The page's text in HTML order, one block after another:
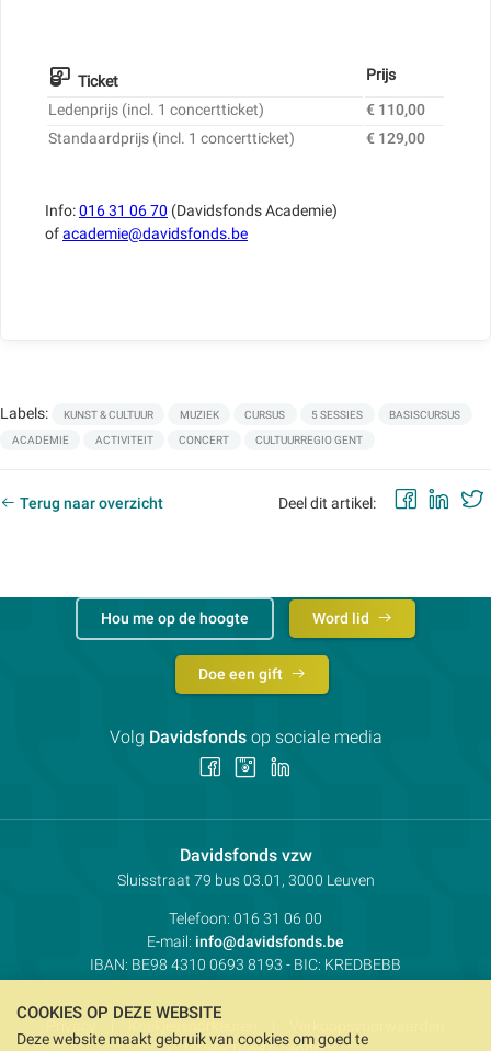
Ticket
Prijs
Ledenprijs (incl. 1 concertticket)
€ 110,00
Standaardprijs (incl. 1 concertticket)
€ 129,00
Info:016 31 06 70 (Davidsfonds Academie)
ofacademie@davidsfonds.be
Labels: KUNST & CULTUUR MUZIEK CURSUS 5 SESSIES BASISCURSUS
ACADEMIE ACTIVITEIT CONCERT CULTUURREGIO GENT
Terug naar overzicht Deel dit artikel:
Davidsfonds vzwContactpersoon:
Adres:
Sluisstraat 79 bus 03.01, 3000 Leuven
Telefoon: 016 31 06 00
E-mail: info@davidsfonds.be
IBAN: BE98 4310 0693 8193 - BIC: KREDBEBB
Hou me op de hoogte Word lid
Doe een gift
Volg Davidsfondsop sociale media
Volg Volg
COOKIES OP DEZE WEBSITE
Deze website maakt gebruik van cookies om goed te